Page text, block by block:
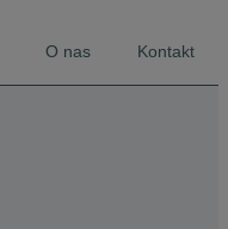
O nas Kontakt